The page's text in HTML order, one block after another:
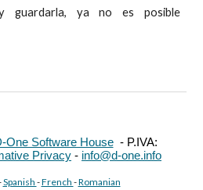
guardarla, ya no es posible
One Software House- P.IVA:
Privacy - info@d-one.info
Spanish -French -Romanian